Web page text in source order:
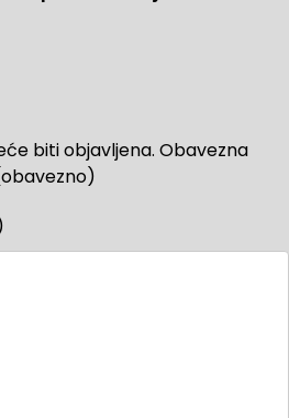
biti objavljena. Obavezna